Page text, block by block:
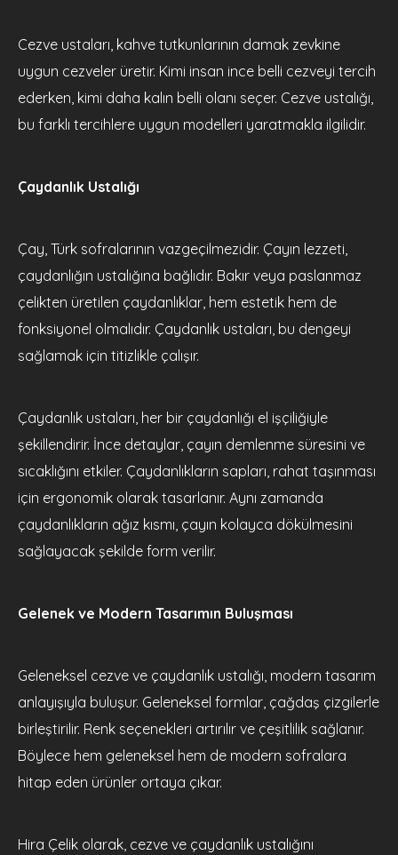
Cezve ustaları, kahve tutkunlarının damak zevkine
uygun cezveler üretir. Kimi insan ince belli cezveyi tercih
ederken, kimi daha kalın belli olanı seçer. Cezve ustalığı,
bu farklı tercihlere uygun modelleri yaratmakla ilgilidir.
Çaydanlık Ustalığı
Çay, Türk sofralarının vazgeçilmezidir. Çayın lezzeti,
çaydanlığın ustalığına bağlıdır. Bakır veya paslanmaz
çelikten üretilen çaydanlıklar, hem estetik hem de
fonksiyonel olmalıdır. Çaydanlık ustaları, bu dengeyi
sağlamak için titizlikle çalışır.
Çaydanlık ustaları, her bir çaydanlığı el işçiliğiyle
şekillendirir. İnce detaylar, çayın demlenme süresini ve
sıcaklığını etkiler. Çaydanlıkların sapları, rahat taşınması
için ergonomik olarak tasarlanır. Aynı zamanda
çaydanlıkların ağız kısmı, çayın kolayca dökülmesini
sağlayacak şekilde form verilir.
Gelenek ve Modern Tasarımın Buluşması
Geleneksel cezve ve çaydanlık ustalığı, modern tasarım
anlayışıyla buluşur. Geleneksel formlar, çağdaş çizgilerle
birleştirilir. Renk seçenekleri artırılır ve çeşitlilik sağlanır.
Böylece hem geleneksel hem de modern sofralara
hitap eden ürünler ortaya çıkar.
Hira Çelik olarak, cezve ve çaydanlık ustalığını